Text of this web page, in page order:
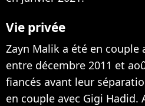
Vie privée
Zayn Malik a été en couple
entre décembre 2011 et
fiancés avant leur
en couple avec Gigi Hadid.